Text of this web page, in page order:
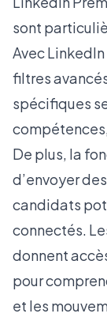
sont
Avec
filtres
spécifiques
De plus, la
d’envoyer
candidats
connectés.
donnent
pour
et les